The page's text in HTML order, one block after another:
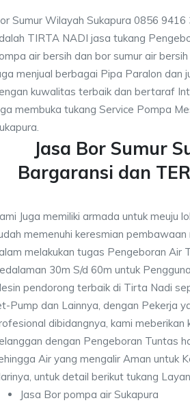
Sumur Wilayah Sukapura 0856
TIRTA NADI jasa tukang
air bersih dan bor sumur air
menjual berbagai Pipa Paralon dan
kuwalitas terbaik dan bertaraf
membuka tukang Service Pompa
Jasa Bor Sumur
Bargaransi dan
Juga memiliki armada untuk meuju
memenuhi keresmian
melakukan tugas Pengeboran Air
30m S/d 60m untuk
pendorong terbaik di Tirta Nadi
Pump dan Lainnya, dengan Pekerja
dibidangnya, kami meberikan
dengan Pengeboran Tuntas
Air yang mengalir Aman untuk
untuk detail berikut tukang
Jasa Bor pompa air Sukapura